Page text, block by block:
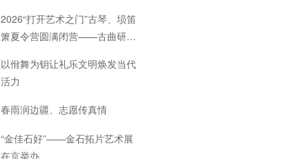
​2026“打开艺术之门”古琴、埙笛
箫夏令营圆满闭营——古曲研习
以佾舞为钥让礼乐文明焕发当代
活力
春雨润边疆、志愿传真情
“金佳石好”——金石拓片艺术展
在京举办